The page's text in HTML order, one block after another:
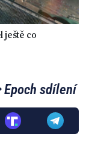
ještě co
Epoch sdílení